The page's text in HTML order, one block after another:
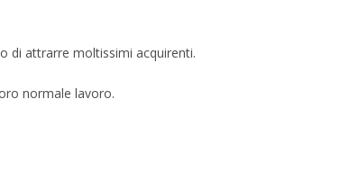
di attrarre moltissimi acquirenti.
normale lavoro.